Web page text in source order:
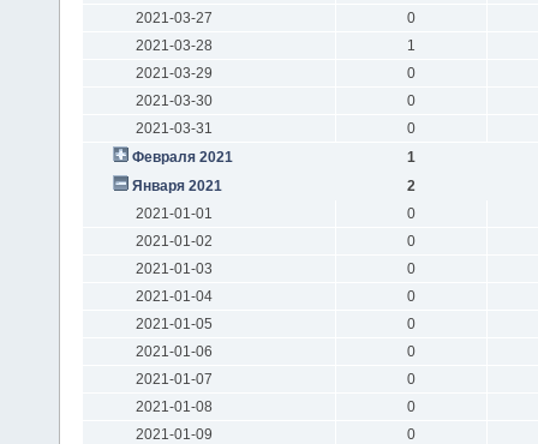
2021-03-27
0
2021-03-28
1
2021-03-29
0
2021-03-30
0
2021-03-31
0
Февраля 2021
1
Января 2021
2
2021-01-01
0
2021-01-02
0
2021-01-03
0
2021-01-04
0
2021-01-05
0
2021-01-06
0
2021-01-07
0
2021-01-08
0
2021-01-09
0